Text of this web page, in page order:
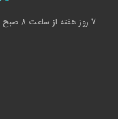
7 روز هفته از ساعت 8 صبح تا 10 شب آماده پاسخگویی به شما عزیزان هستیم